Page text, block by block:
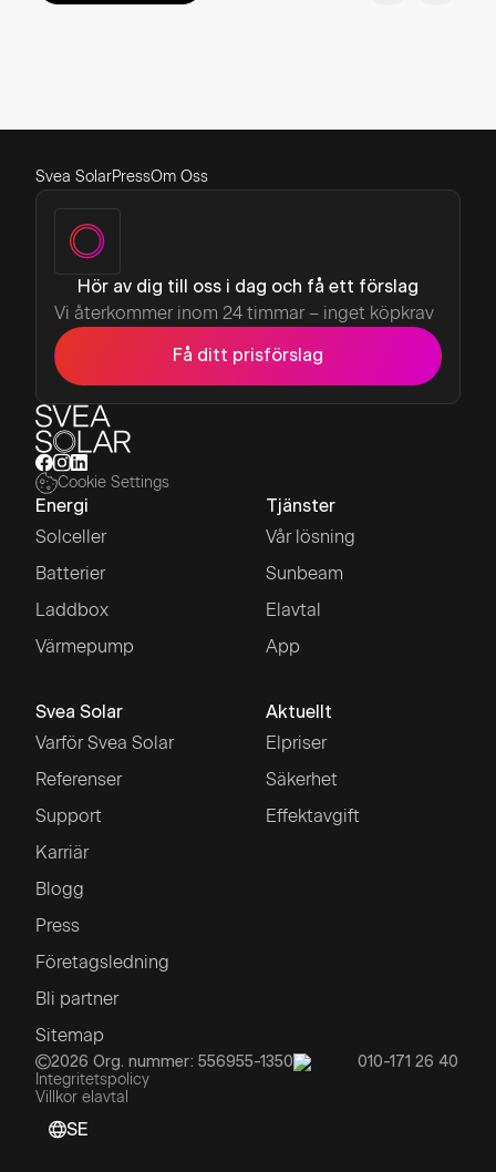
Svea SolarPressOm Oss
Hör av dig till oss i dag och få ett förslag
Vi återkommer inom 24 timmar – inget köpkrav
Få ditt prisförslag
Cookie Settings
Energi
Solceller
Batterier
Laddbox
Värmepump
Tjänster
Vår lösning
Sunbeam
Elavtal
App
Svea Solar
Varför Svea Solar
Referenser
Support
Karriär
Blogg
Press
Företagsledning
Bli partner
Sitemap
Aktuellt
Elpriser
Säkerhet
Effektavgift
2026 Org. nummer: 556955-1350 010-171 26 40
Integritetspolicy
Villkor elavtal
SE